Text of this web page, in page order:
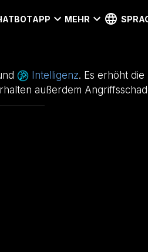
APP MEHR
Intelligenz. Es erhöht
außerdem